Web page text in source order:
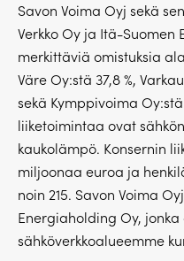
Savon Voima Oyj sekä
Verkko Oy ja Itä-Suomen
merkittäviä omistuksia
Väre Oy:stä 37,8 %,
sekä Kymppivoima Oy:stä
liiketoimintaa ovat
kaukolämpö. Konsernin
miljoonaa euroa ja
noin 215. Savon Voima
Energiaholding Oy,
sähköverkkoalueemme